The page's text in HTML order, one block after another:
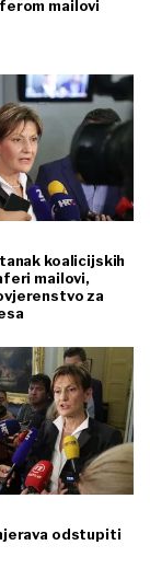
mailovi
koalicijskih
mailovi,
za
odstupiti